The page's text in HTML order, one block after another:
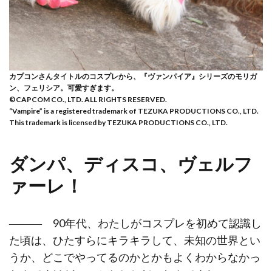
カプコンさんタイトルのコスプレから、『ヴァンパイア』シリーズのモリガ
ン、フェリシア。可愛すぎます。
©CAPCOM CO., LTD. ALL RIGHTS RESERVED.
“Vampire” is a registered trademark of TEZUKA PRODUCTIONS CO., LTD.
This trademark is licensed by TEZUKA PRODUCTIONS CO., LTD.
ダンパ、ディスコ、ヴェルフ
ァーレ！
――― 90年代、わたしがコスプレを初めて認識し
た頃は、ひたすらにキラキラして、未知の世界とい
うか、どこでやってるのかとかもよくわからなかっ